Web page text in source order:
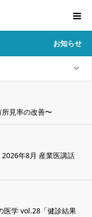
お知らせ
見率の改善〜
2026年8月 産業医講話
医学 vol.28「健診結果